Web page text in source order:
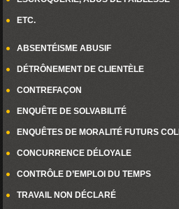
ETC.
ABSENTÉISME ABUSIF
DÉTRÔNEMENT DE CLIENTÈLE
CONTREFAÇON
ENQUÊTE DE SOLVABILITÉ
ENQUÊTES DE MORALITÉ FUTURS
CONCURRENCE DÉLOYALE
CONTRÔLE D’EMPLOI DU TEMPS
TRAVAIL NON DÉCLARÉ